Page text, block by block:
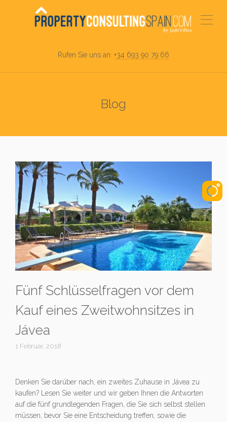
Rufen Sie uns an: +34 693 90 79 66
Blog
Fünf Schlüsselfragen vor dem
Kauf eines Zweitwohnsitzes in
Jávea
1 Februar, 2018
Denken Sie darüber nach, ein zweites Zuhause in Jávea zu
kaufen? Lesen Sie weiter und wir geben Ihnen die Antworten
auf die fünf grundlegenden Fragen, die Sie sich selbst stellen
müssen, bevor Sie eine Entscheidung treffen, sowie die